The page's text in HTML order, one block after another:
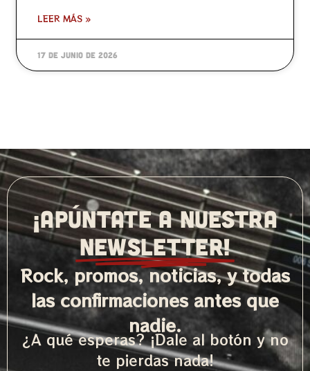
LEER MÁS »
17 de junio de 2026
¡APÚNTATE A NUESTRA
NEWSLETTER!
Rock, promos, noticias, y todas
las confirmaciones antes que
nadie.
¿A qué esperas? ¡Dale al botón y no
te pierdas nada!